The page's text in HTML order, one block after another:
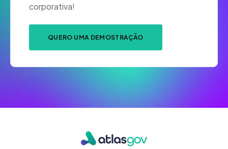
corporativa!
QUERO UMA DEMOSTRAÇÃO